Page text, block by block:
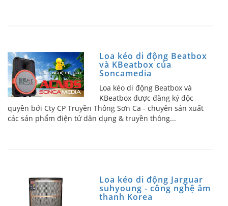
Loa kéo di động Beatbox
và KBeatbox của
Soncamedia
Loa kéo di động Beatbox và
KBeatbox được đăng ký độc
quyền bởi Cty CP Truyền Thông Sơn Ca - chuyên sản xuất
các sản phẩm điện tử dân dụng & truyền thông...
Loa kéo di động Jarguar
suhyoung - công nghệ âm
thanh Korea